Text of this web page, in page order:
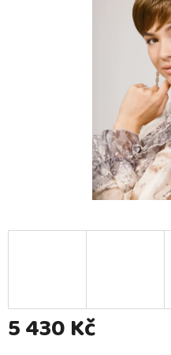
5 430 Kč